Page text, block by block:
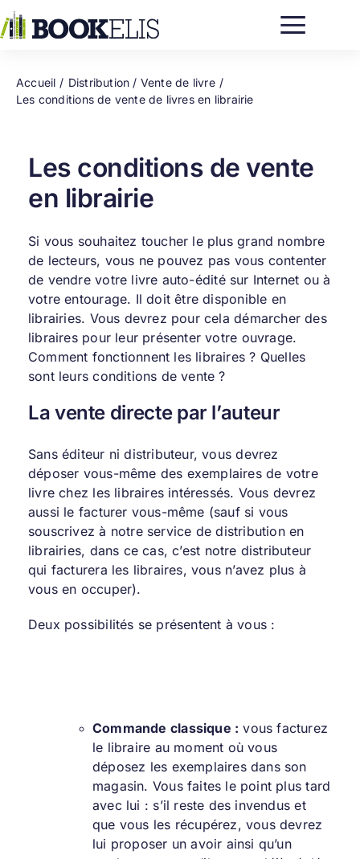
au
contenu
Accueil
Distribution / Vente de livre
Les conditions de vente de livres en librairie
Les conditions de vente
en librairie
Si vous souhaitez toucher le plus grand nombre
de lecteurs, vous ne pouvez pas vous contenter
de vendre votre livre auto-éditésur Internet ou à
votre entourage. Il doit être disponible en
librairies. Vous devrez pour cela démarcher des
libraires pour leur présenter votre ouvrage.
Comment fonctionnent les libraires ? Quelles
sont leurs conditions de vente ?
La vente directe par l’auteur
Sans éditeur ni distributeur, vous devrez
déposer vous-même des exemplaires de votre
livre chez les libraires intéressés. Vous devrez
aussi le facturer vous-même (sauf si vous
souscrivez à notre service de distribution en
librairies, dans ce cas, c’est notre distributeur
qui facturera les libraires, vous n’avez plus à
vous en occuper).
Deux possibilités se présentent à vous :
Commande classique : vous facturez
le libraire au moment où vous
déposez les exemplaires dans son
magasin. Vous faites le point plus tard
avec lui : s’il reste des invendus et
que vous les récupérez, vous devrez
lui proposer un avoir ainsi qu’un